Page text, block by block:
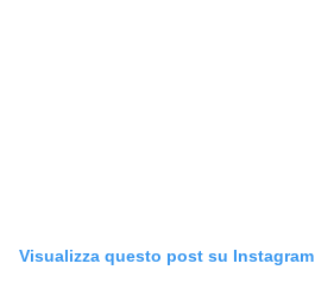
Visualizza questo post su Instagram